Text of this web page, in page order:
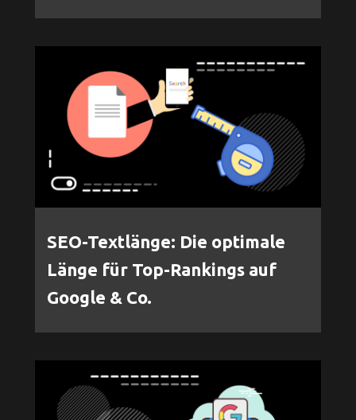
SEO-Textlänge: Die optimale
Länge für Top-Rankings auf
Google & Co.